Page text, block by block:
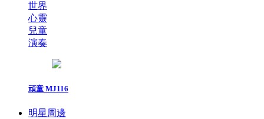
世界
心靈
兒童
演奏
頑童 MJ116
明星周邊